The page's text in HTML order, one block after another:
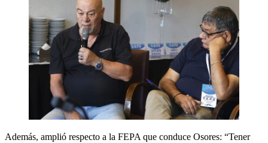
Además, amplió respecto a la FEPA que conduce Osores: “Tener